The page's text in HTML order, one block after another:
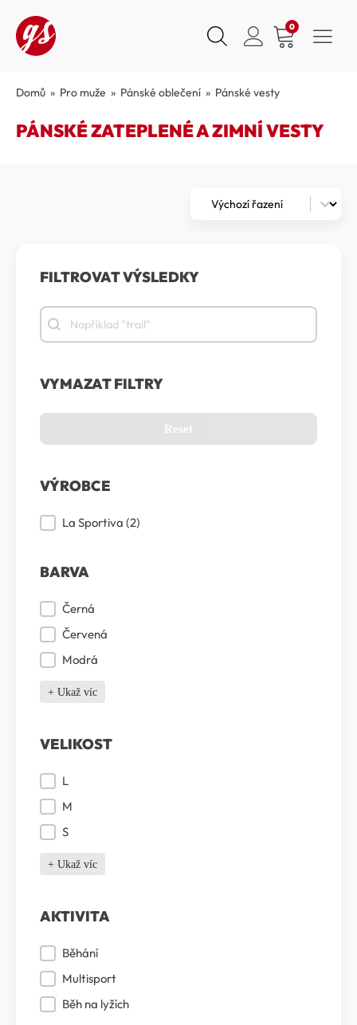
0
Domů » Pro muže » Pánské oblečení » Pánské vesty
PÁNSKÉ ZATEPLENÉ A ZIMNÍ VESTY
Zoradenie
Sort content
FILTROVAT VÝSLEDKY
Filtrovat výsledky
Filtrovat výsledky
VYMAZAT FILTRY
Reset
VÝROBCE
Výrobce
La Sportiva (2)
BARVA
BarvaČerná
Červená
Modrá
+ Ukaž víc
VELIKOST
Velikost
L
M
S
+ Ukaž víc
AKTIVITA
Aktivita
Běhání
Multisport
Běh na lyžích